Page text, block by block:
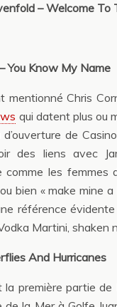
– Welcome To
You Know My Name
mentionné Chris
qui datent plus ou
de
des liens avec
comme les femmes
bien « make mine
référence
Martini, shaken
And Hurricanes
la première partie de